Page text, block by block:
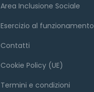
Area Inclusione Sociale
Esercizio al funzionamento
Contatti
Cookie Policy (UE)
Termini e condizioni